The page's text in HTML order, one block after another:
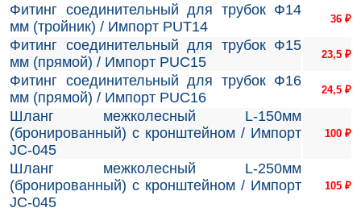
Фитинг соединительный для трубок Ф14
мм (тройник) / Импорт PUT14
36 ₽
Фитинг соединительный для трубок Ф15
мм (прямой) / Импорт PUC15
23,5 ₽
Фитинг соединительный для трубок Ф16
мм (прямой) / Импорт PUC16
24,5 ₽
Шланг межколесный L-150мм
(бронированный) с кронштейном / Импорт
JC-045
100 ₽
Шланг межколесный L-250мм
(бронированный) с кронштейном / Импорт
JC-045
105 ₽